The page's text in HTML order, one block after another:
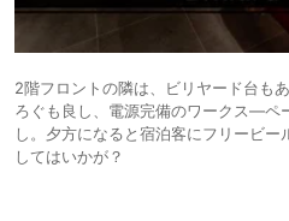
2階フロントの隣は、ビリヤード台も
ろぐも良し、電源完備のワークス―ペ
し。夕方になると宿泊客にフリービー
してはいかが？